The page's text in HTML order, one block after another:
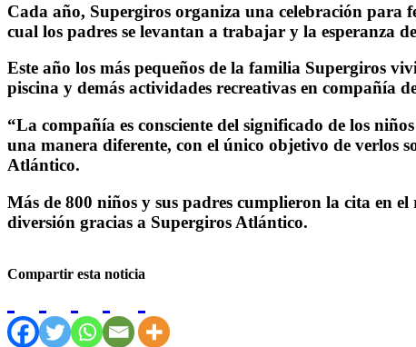
Cada año, Supergiros organiza una celebración para
cual los padres se levantan a trabajar y la esperanza
Este año los más pequeños de la familia Supergiros
piscina y demás actividades recreativas en compañía
“La compañía es consciente del significado de los
una manera diferente, con el único objetivo de verlos
Atlántico.
Más de 800 niños y sus padres cumplieron la cita en
diversión gracias a Supergiros Atlántico.
Compartir esta noticia